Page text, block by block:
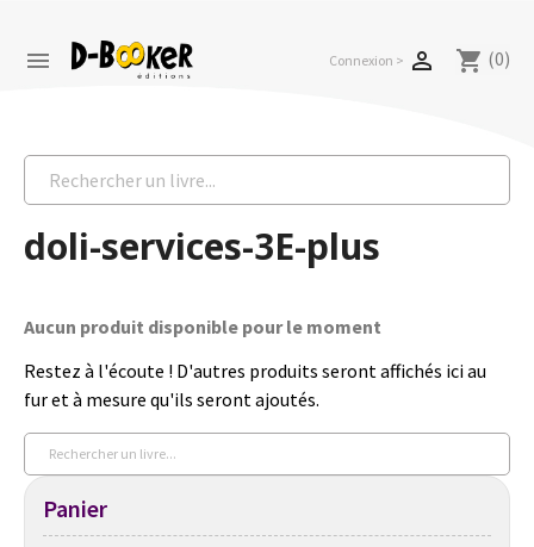
 Connexion >  shopping_cart (0)
doli-services-3E-plus
Aucun produit disponible pour le moment
Restez à l'écoute ! D'autres produits seront affichés ici au
fur et à mesure qu'ils seront ajoutés.
Panier